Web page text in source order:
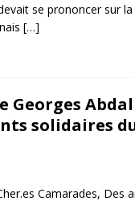
se prononcer sur
[…]
Georges
solidaires du
Camarades, Des